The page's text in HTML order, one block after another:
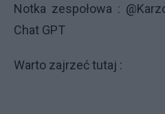
Notka zespołowa :
Chat GPT
Warto zajrzeć tutaj :